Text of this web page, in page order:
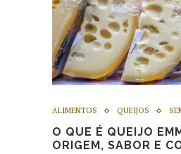
ALIMENTOS QUEIJOS
O QUE É QUEIJO
ORIGEM, SABOR E